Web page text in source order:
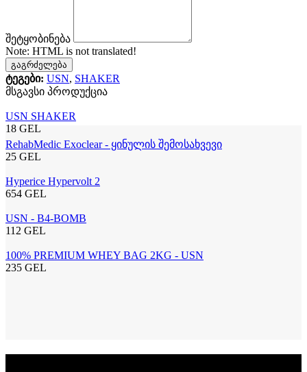
შეტყობინება
Note: HTML is not translated!
გაგრძელება
ტეგები: USN, SHAKER
მსგავსი პროდუქცია
USN SHAKER
18 GEL
RehabMedic Exoclear - ყინულის შემოსახვევი
25 GEL
Hyperice Hypervolt 2
654 GEL
USN - B4-BOMB
112 GEL
100% PREMIUM WHEY BAG 2KG - USN
235 GEL